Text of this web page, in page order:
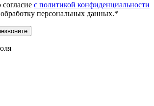
с политикой конфиденциальности
персональных данных.*